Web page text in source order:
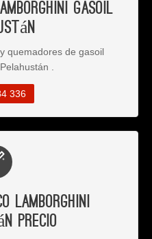
Gasoil
quemadores de gasoil
.
336
Lamborghini
Precio